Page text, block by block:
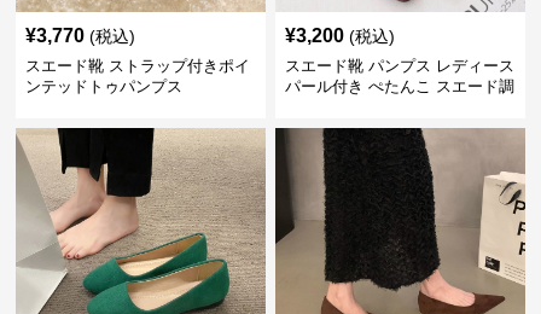
¥3,770 (税込)
スエード靴 ストラップ付きポイ
ンテッドトゥパンプス
¥3,200 (税込)
スエード靴 パンプス レディース
パール付き ぺたんこ スエード調